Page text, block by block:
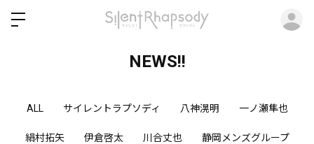
NEWS!!
ALL サイレントラプソディ 八神滉明 一ノ瀬隼也
絹村拓矢 伊倉啓太 川合丈也 静岡メンズグループ